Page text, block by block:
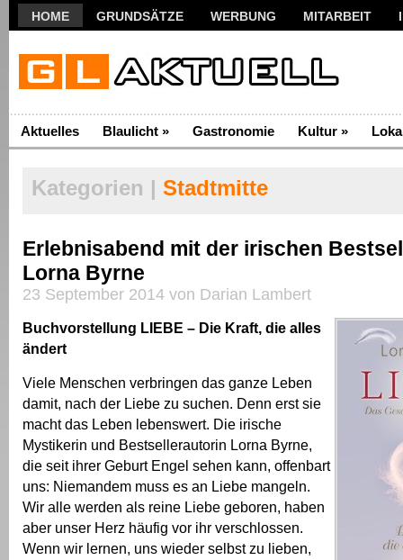
HOME GRUNDSÄTZE WERBUNG MITARBEIT
Aktuelles Blaulicht » Gastronomie Kultur »
Kategorien | Stadtmitte
Erlebnisabend mit der irischen
Lorna Byrne
23 September 2014 von Darian Lambert
Buchvorstellung LIEBE – Die Kraft, die alles
ändert
Viele Menschen verbringen das ganze Leben
damit, nach der Liebe zu suchen. Denn erst sie
macht das Leben lebenswert. Die irische
Mystikerin und Bestsellerautorin Lorna Byrne,
die seit ihrer Geburt Engel sehen kann, offenbart
uns: Niemandem muss es an Liebe mangeln.
Wir alle werden als reine Liebe geboren, haben
aber unser Herz häufig vor ihr verschlossen.
Wenn wir lernen, uns wieder selbst zu lieben,